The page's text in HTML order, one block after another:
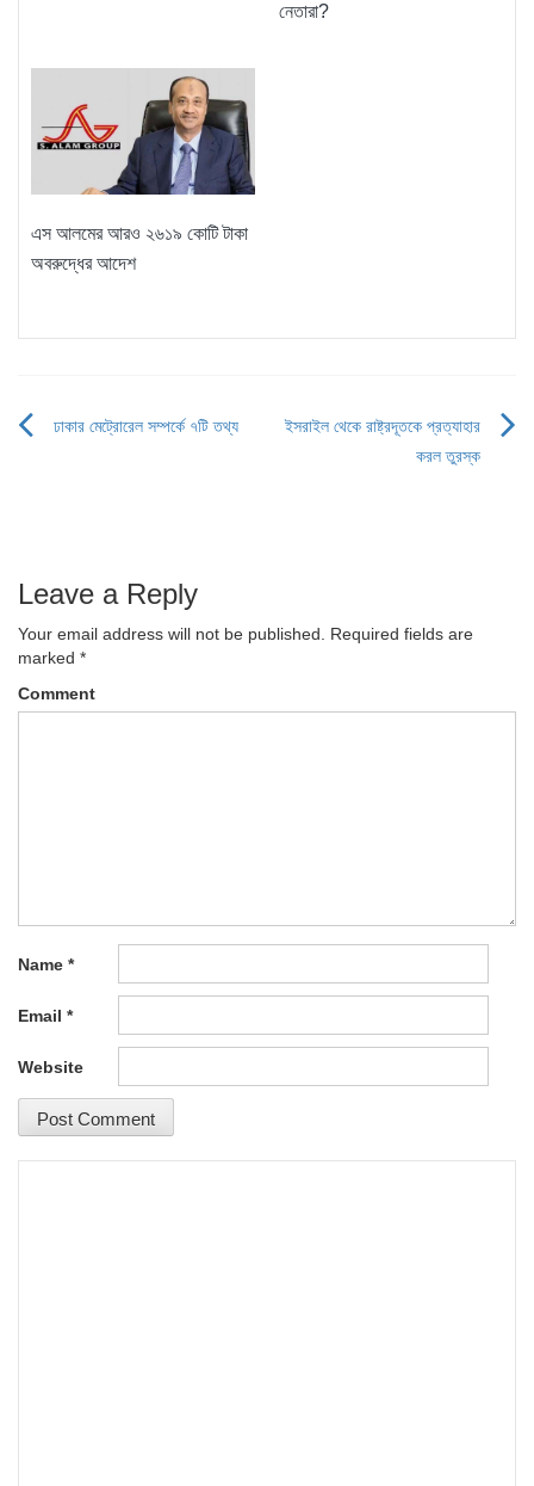
নেতারা?
এস আলমের আরও ২৬১৯ কোটি টাকা
অবরুদ্ধের আদেশ
ঢাকার মেট্রোরেল সম্পর্কে ৭টি তথ্য
ইসরাইল থেকে রাষ্ট্রদূতকে প্রত্যাহার
করল তুরস্ক
Leave a Reply
Your email address will not be published.
Required fields are
marked *
Comment
Name *
Email *
Website